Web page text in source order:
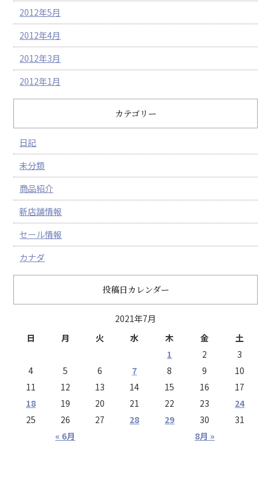
2012年5月
2012年4月
2012年3月
2012年1月
カテゴリー
日記
未分類
商品紹介
新店舗情報
セール情報
カナダ
投稿日カレンダー
2021年7月
日
月 火 水 木 金 土
« 6月 8月 »
1 2
3
4
5 6 7 8 9
10
11
12 13 14 15 16
17
18
19 20 21 22 23
24
25
26 27 28 29 30 31